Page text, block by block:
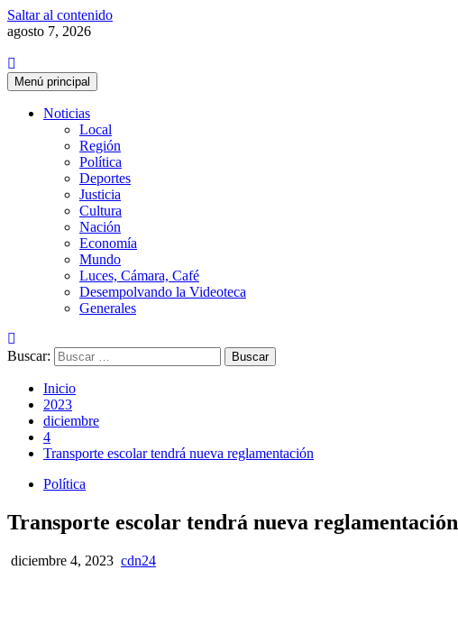
Saltar al contenido
agosto 7, 2026
Menú principal
Noticias
Local
Región
Política
Deportes
Justicia
Cultura
Nación
Economía
Mundo
Luces, Cámara, Café
Desempolvando la Videoteca
Generales
Buscar:
Inicio
2023
diciembre
4
Transporte escolar tendrá nueva reglamentación
Política
Transporte escolar tendrá nueva reglamentación
diciembre 4, 2023 cdn24